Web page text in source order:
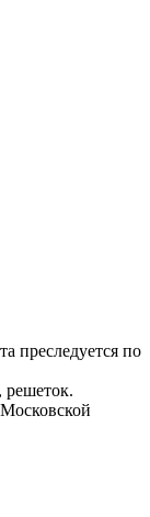
преследуется по
решеток.